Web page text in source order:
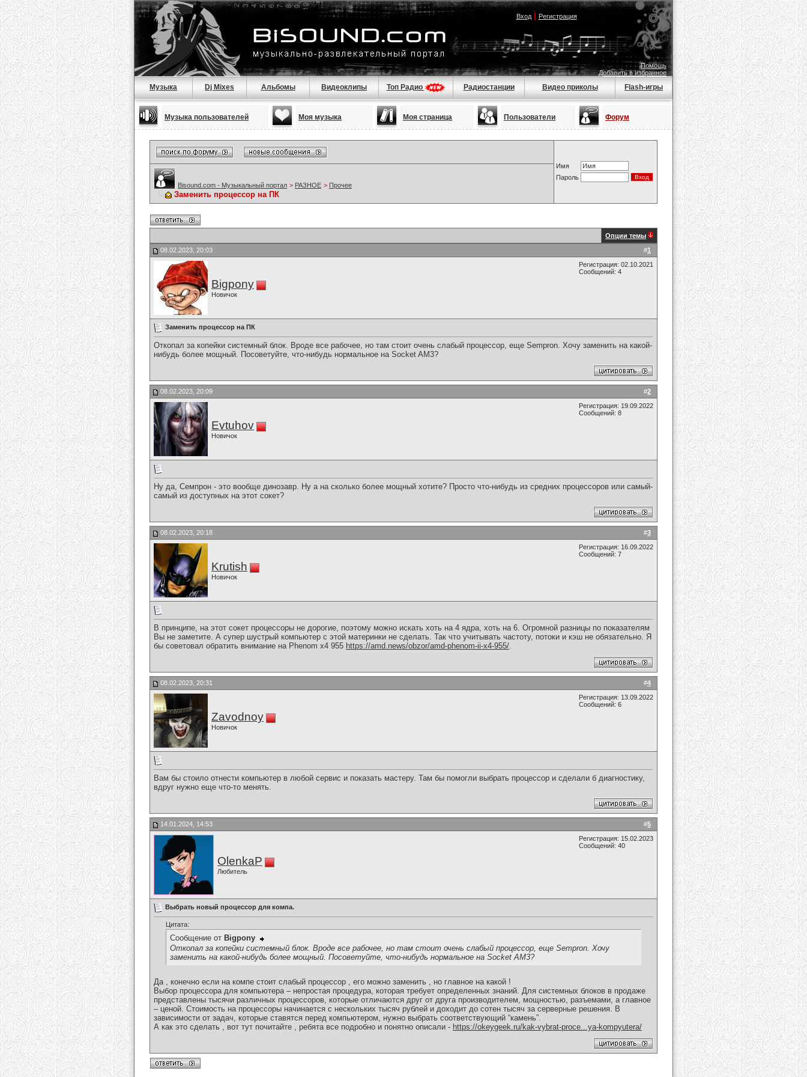
Вход| Регистрация
Помощь
Добавить в избранное
Музыка Dj Mixes Альбомы Видеоклипы Топ Радио Радиостанции Видео приколы Flash-игры
Музыка пользователей Моя музыка Моя страница Пользователи Форум
Имя
Пароль
Bisound.com - Музыкальный портал > РАЗНОЕ > Прочее
Заменить процессор на ПК
Опции темы
#1
08.02.2023, 20:03
Bigpony
Новичок
Регистрация: 02.10.2021
Сообщений: 4
Заменить процессор на ПК
Откопал за копейки системный блок. Вроде все рабочее, но там стоит очень слабый процессор, еще Sempron. Хочу заменить на какой-
нибудь более мощный. Посоветуйте, что-нибудь нормальное на Socket AM3?
#2
08.02.2023, 20:09
Evtuhov
Новичок
Регистрация: 19.09.2022
Сообщений: 8
Ну да, Семпрон - это вообще динозавр. Ну а на сколько более мощный хотите? Просто что-нибудь из средних процессоров или самый-
самый из доступных на этот сокет?
#3
08.02.2023, 20:18
Krutish
Новичок
Регистрация: 16.09.2022
Сообщений: 7
В принципе, на этот сокет процессоры не дорогие, поэтому можно искать хоть на 4 ядра, хоть на 6. Огромной разницы по показателям
Вы не заметите. А супер шустрый компьютер с этой материнки не сделать. Так что учитывать частоту, потоки и кэш не обязательно. Я
бы советовал обратить внимание на Phenom x4 955 https://amd.news/obzor/amd-phenom-ii-x4-955/.
#4
08.02.2023, 20:31
Zavodnoy
Новичок
Регистрация: 13.09.2022
Сообщений: 6
Вам бы стоило отнести компьютер в любой сервис и показать мастеру. Там бы помогли выбрать процессор и сделали б диагностику,
вдруг нужно еще что-то менять.
#5
14.01.2024, 14:53
OlenkaP
Любитель
Регистрация: 15.02.2023
Сообщений: 40
Выбрать новый процессор для компа.
Цитата:
Сообщение от Bigpony
Откопал за копейки системный блок. Вроде все рабочее, но там стоит очень слабый процессор, еще Sempron. Хочу
заменить на какой-нибудь более мощный. Посоветуйте, что-нибудь нормальное на Socket AM3?
Да , конечно если на компе стоит слабый процессор , его можно заменить , но главное на какой !
Выбор процессора для компьютера – непростая процедура, которая требует определенных знаний. Для системных блоков в продаже
представлены тысячи различных процессоров, которые отличаются друг от друга производителем, мощностью, разъемами, а главное
– ценой. Стоимость на процессоры начинается с нескольких тысяч рублей и доходит до сотен тысяч за серверные решения. В
зависимости от задач, которые ставятся перед компьютером, нужно выбрать соответствующий “камень”.
А как это сделать , вот тут почитайте , ребята все подробно и понятно описали - https://okeygeek.ru/kak-vybrat-proce...ya-kompyutera/